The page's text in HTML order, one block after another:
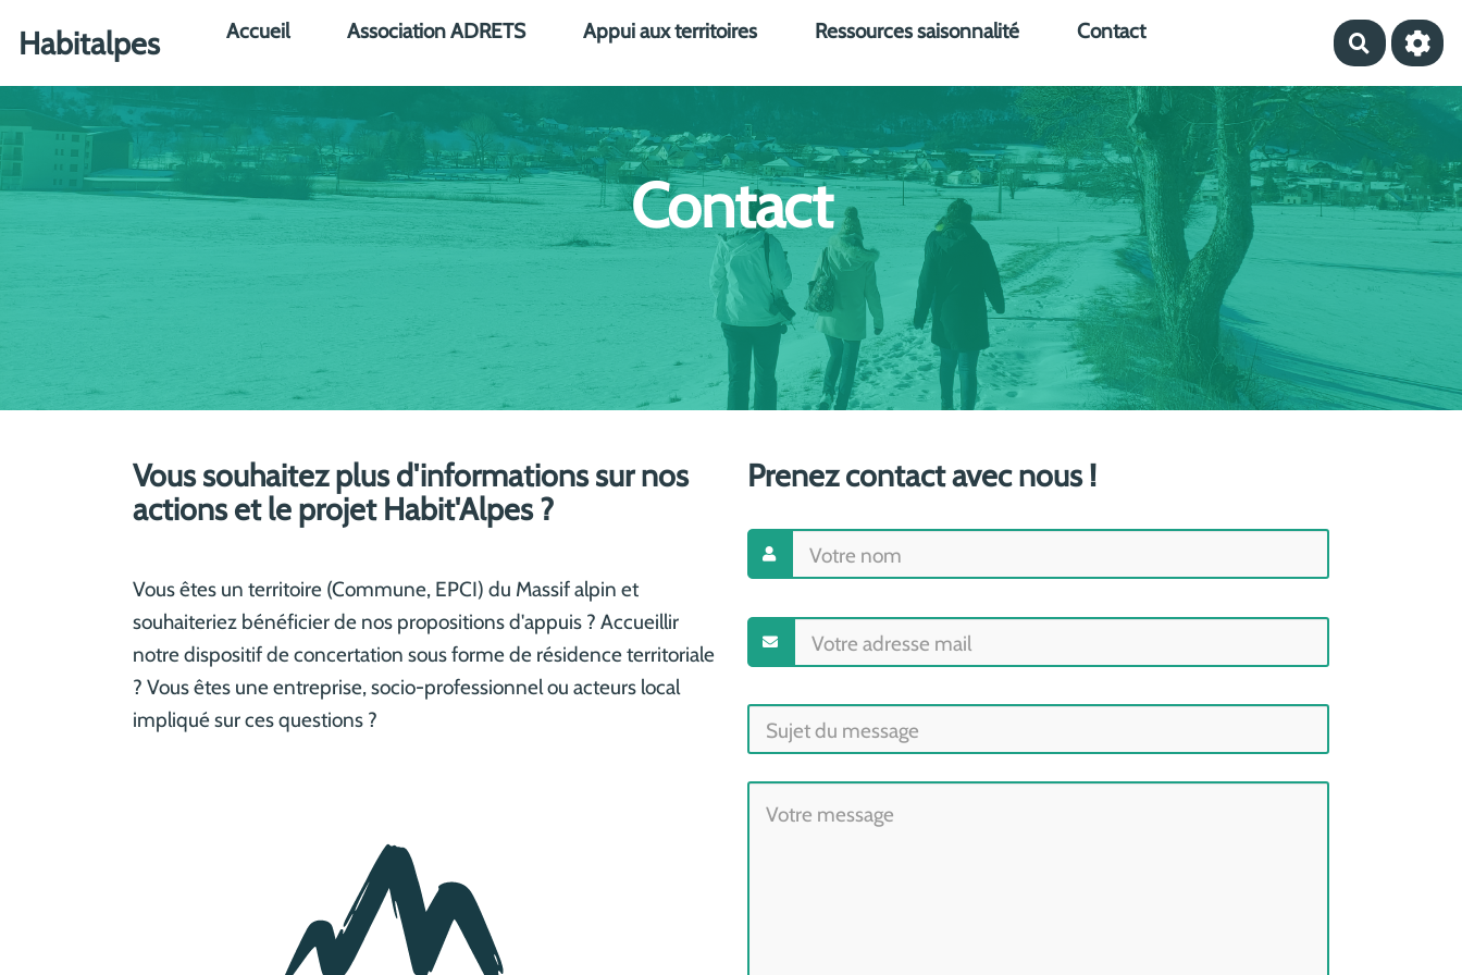
Aller au contenu principal
Habitalpes Accueil Association ADRETS Appui aux territoires Ressources saisonnalité Contact
Contact
Vous souhaitez plus d'informations sur nos
actions et le projet Habit'Alpes ?
Vous êtes un territoire (Commune, EPCI) du Massif alpin et
souhaiteriez bénéficier de nos propositions d'appuis ? Accueillir
notre dispositif de concertation sous forme de résidence territoriale
? Vous êtes une entreprise, socio-professionnel ou acteurs local
impliqué sur ces questions ?
Prenez contact avec nous !